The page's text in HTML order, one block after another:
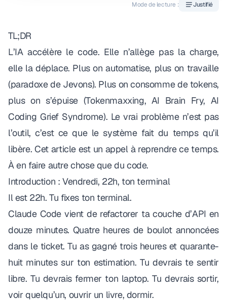
Mode de lecture : Justifié
TL;DR
L’IA accélère le code. Elle n’allège pas la charge,
elle la déplace. Plus on automatise, plus on travaille
(paradoxe de Jevons). Plus on consomme de tokens,
plus on s’épuise (Tokenmaxxing, AI Brain Fry, AI
Coding Grief Syndrome). Le vrai problème n’est pas
l’outil, c’est ce que le système fait du temps qu’il
libère. Cet article est un appel à reprendre ce temps.
À en faire autre chose que du code.
Introduction : Vendredi, 22h, ton terminal
Il est 22h. Tu fixes ton terminal.
Claude Code vient de refactorer ta couche d’API en
douze minutes. Quatre heures de boulot annoncées
dans le ticket. Tu as gagné trois heures et quarante-
huit minutes sur ton estimation. Tu devrais te sentir
libre. Tu devrais fermer ton laptop. Tu devrais sortir,
voir quelqu’un, ouvrir un livre, dormir.